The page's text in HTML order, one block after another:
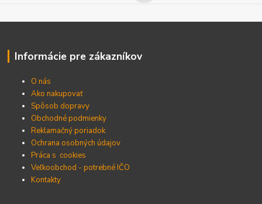
Informácie pre zákazníkov
O nás
Ako nakupovať
Spôsob dopravy
Obchodné podmienky
Reklamačný poriadok
Ochrana osobných údajov
Práca s cookies
Veľkoobchod - potrebné IČO
Kontakty